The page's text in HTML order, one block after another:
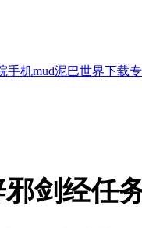
手机mud泥巴世界下载
邪剑经任